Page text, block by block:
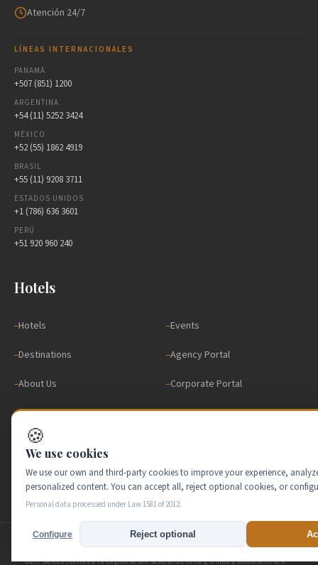
Atención 24/7
LÍNEAS INTERNACIONALES
PANAMÁ
+507 (851) 1200
ARGENTINA
+54 (11) 5252 3424
MÉXICO
+52 (55) 1862 4919
BRASIL
+55 (11) 9208 3711
ESTADOS UNIDOS
+1 (786) 636 3601
PERÚ
+51 920 960 240
Hotels
Hotels
Destinations
About Us
Contact
Rewards
Gift Card
Events
Agency Portal
Corporate Portal
Pre Check-in
© GEH SUITES 2026. TODOS LOS DERECHOS RESERVADOS.
GEH Suites rechaza la explotación sexual de niñas, niños y adolescentes. ·
🍪
We use cookies
We use our own and third-party cookies to improve your experience,
personalized content. You can accept all, reject optional cookies, or
Personal data processed under Law 1581 of 2012.
Configure Reject optional